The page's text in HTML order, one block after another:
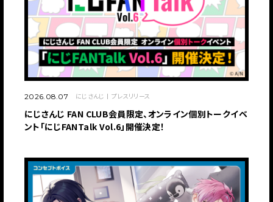
2026.08.07 にじさんじ プレスリリース
にじさんじ FAN CLUB会員限定、オンライン個別トークイベ
ント「にじFANTalk Vol.6」開催決定！